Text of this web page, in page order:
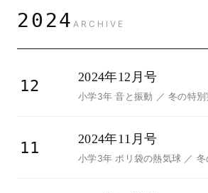
2024ARCHIVE
12 2024年12月号
小学3年 音と振動 ／ 冬の特
11 2024年11月号
小学3年 ポリ袋の熱気球 ／